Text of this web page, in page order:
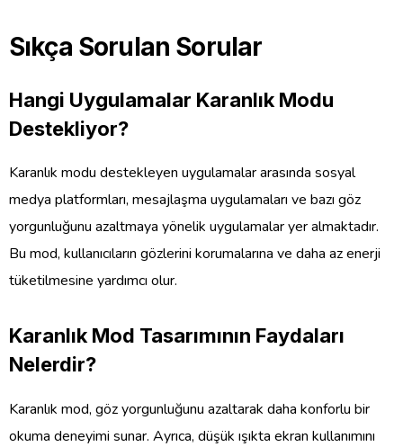
Sıkça Sorulan Sorular
Hangi Uygulamalar Karanlık Modu
Destekliyor?
Karanlık modu destekleyen uygulamalar arasında sosyal
medya platformları, mesajlaşma uygulamaları ve bazı göz
yorgunluğunu azaltmaya yönelik uygulamalar yer almaktadır.
Bu mod, kullanıcıların gözlerini korumalarına ve daha az enerji
tüketilmesine yardımcı olur.
Karanlık Mod Tasarımının Faydaları
Nelerdir?
Karanlık mod, göz yorgunluğunu azaltarak daha konforlu bir
okuma deneyimi sunar. Ayrıca, düşük ışıkta ekran kullanımını